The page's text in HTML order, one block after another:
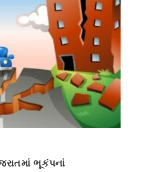
ભૂકંપનાં